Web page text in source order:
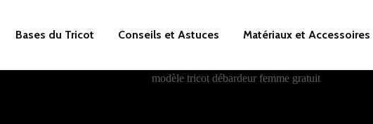
Bases du Tricot Conseils et Astuces Matériaux et Accessoires